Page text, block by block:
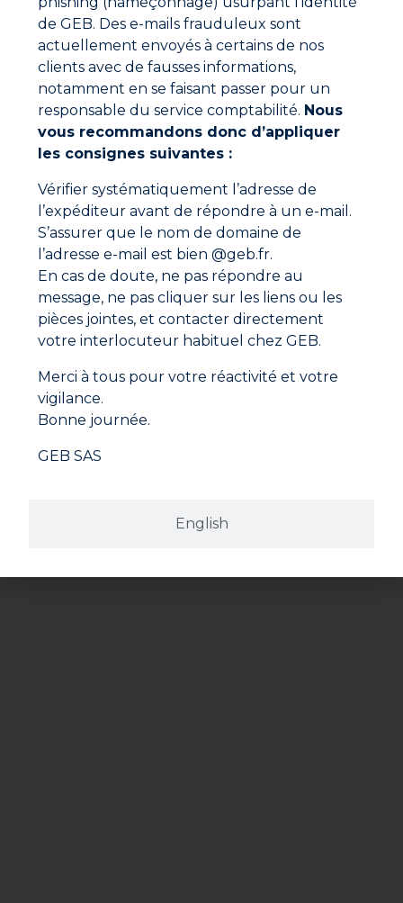
des performances techniques élevées,
conformes aux exigences des installations PVC,
une utilisation adaptée aussi bien aux
professionnels qu’aux bricoleurs exigeants.
Recevoir un trophée pour un produit plus
responsable confirme la capacité de GEB à concilier
innovation technique, durabilité et efficacité
terrain.
Ne manquez aucune actualité
Nouveaux produits, conseils d’experts et offres
spéciales directement dans votre boîte mail.
En cliquant sur "S'inscrire", vous confirmez que vous
acceptez nos Conditions Générales d'Utilisation.
S'inscrire
English
de GEB. Des e-mails frauduleux sont
actuellement envoyés à certains de nos
clients avec de fausses informations,
notamment en se faisant passer pour un
responsable du service comptabilité. Nous
vous recommandons donc d’appliquer
les consignes suivantes :
Vérifier systématiquement l’adresse de
l’expéditeur avant de répondre à un e-mail.
S’assurer que le nom de domaine de
l’adresse e-mail est bien @geb.fr.
En cas de doute, ne pas répondre au
message, ne pas cliquer sur les liens ou les
pièces jointes, et contacter directement
votre interlocuteur habituel chez GEB.
Merci à tous pour votre réactivité et votre
vigilance.
Bonne journée.
GEB SAS